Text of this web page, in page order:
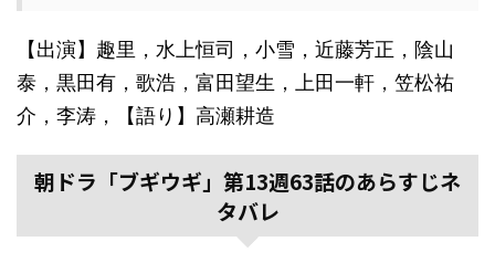
【出演】趣里，水上恒司，小雪，近藤芳正，陰山
泰，黒田有，歌浩，富田望生，上田一軒，笠松祐
介，李涛，【語り】高瀬耕造
朝ドラ「ブギウギ」第13週63話のあらすじネ
タバレ